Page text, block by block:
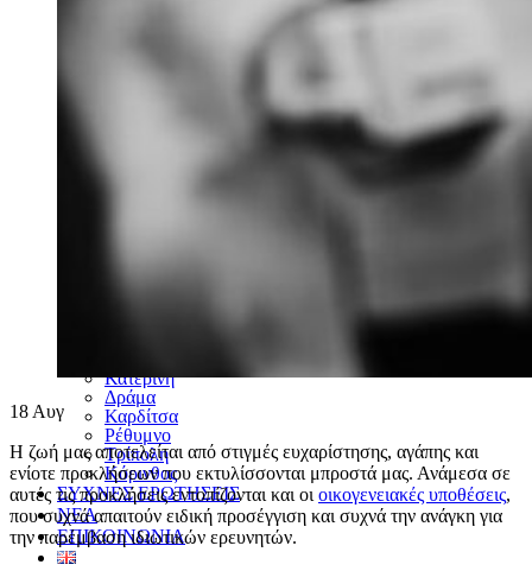
Βόλος
Σέρρες
Λαμία
Κατερίνη
Δράμα
Καρδίτσα
Ρέθυμνο
Τρίπολη
Κόρινθος
ΣΥΧΝΕΣ ΕΡΩΤΗΣΕΙΣ
ΝΕΑ
ΕΠΙΚΟΙΝΩΝΙΑ
18 Αυγ
Η ζωή μας αποτελείται από στιγμές ευχαρίστησης, αγάπης και
ενίοτε προκλήσεων που εκτυλίσσονται μπροστά μας. Ανάμεσα σε
αυτές τις προκλήσεις εντοπίζονται και οι οικογενειακές υποθέσεις,
που συχνά απαιτούν ειδική προσέγγιση και συχνά την ανάγκη για
την παρέμβαση ιδιωτικών ερευνητών.